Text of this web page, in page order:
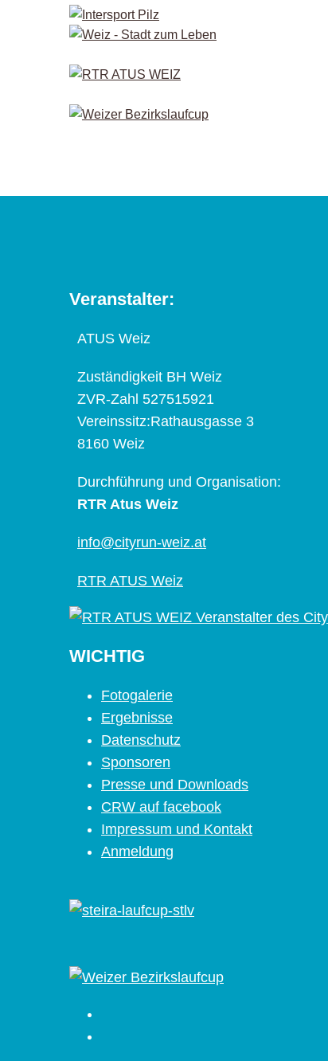
Veranstalter:
ATUS Weiz
Zuständigkeit BH Weiz
ZVR-Zahl 527515921
Vereinssitz:Rathausgasse 3
8160 Weiz
Durchführung und Organisation:
RTR Atus Weiz
info@cityrun-weiz.at
RTR ATUS Weiz
WICHTIG
Fotogalerie
Ergebnisse
Datenschutz
Sponsoren
Presse und Downloads
CRW auf facebook
Impressum und Kontakt
Anmeldung